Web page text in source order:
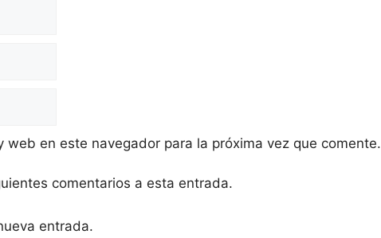
en este navegador para la próxima vez que comente.
comentarios a esta entrada.
entrada.